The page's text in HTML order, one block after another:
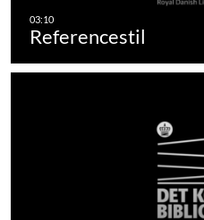
Referencestil